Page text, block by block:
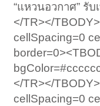
“แหวนอวกาศ” รั
</TR></
cellSpacing=0
</TR></
cellSpacing=0